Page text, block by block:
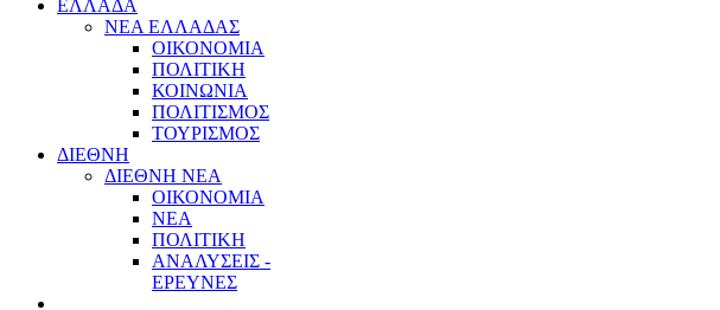
ΕΛΛΑΔΑ
ΝΕΑ ΕΛΛΑΔΑΣ
ΟΙΚΟΝΟΜΙΑ
ΠΟΛΙΤΙΚΗ
ΚΟΙΝΩΝΙΑ
ΠΟΛΙΤΙΣΜΟΣ
ΤΟΥΡΙΣΜΟΣ
ΔΙΕΘΝΗ
ΔΙΕΘΝΗ ΝΕΑ
ΟΙΚΟΝΟΜΙΑ
ΝΕΑ
ΠΟΛΙΤΙΚΗ
ΑΝΑΛΥΣΕΙΣ -
ΕΡΕΥΝΕΣ